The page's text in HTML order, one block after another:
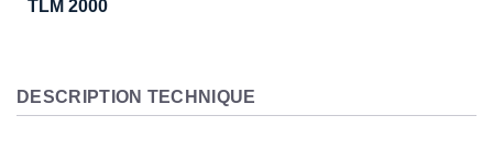
TLM 2000
DESCRIPTION TECHNIQUE